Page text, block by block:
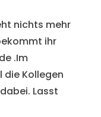
nichts mehr
ihr
.Im
Kollegen
Lasst